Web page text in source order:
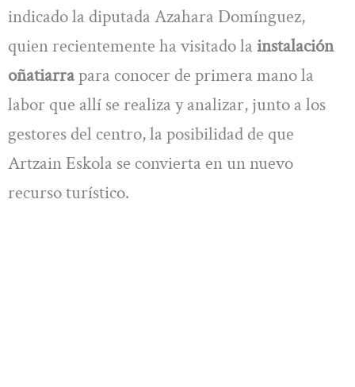
indicado la diputada Azahara Domínguez,
quien recientemente ha visitado la instalación
oñatiarrapara conocer de primera mano la
labor que allí se realiza y analizar, junto a los
gestores del centro, la posibilidad de que
Artzain Eskola se convierta en un nuevo
recurso turístico.